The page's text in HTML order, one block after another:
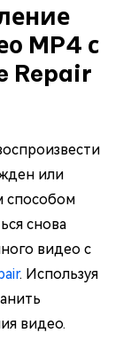
MP4 с
Repair
или
способом
снова
видео с
. Используя
видео.